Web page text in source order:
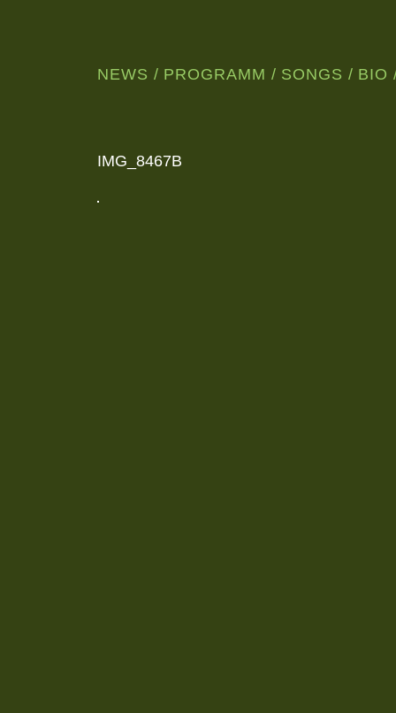
WUNDERSCHÖNE,
LEIPZIG
NEWS PROGRAMM SONGS BIO
IMG_8467B